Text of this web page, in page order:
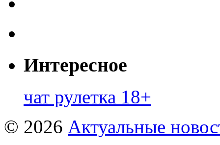
Интересное
чат рулетка 18+
© 2026 Актуальные